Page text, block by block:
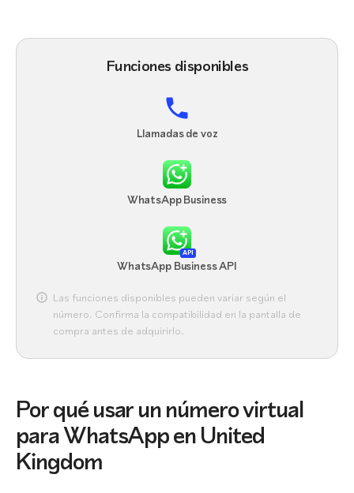
Funciones disponibles
Llamadas de voz
WhatsApp Business
API
WhatsApp Business API
Las funciones disponibles pueden variar según el
número. Confirma la compatibilidad en la pantalla de
compra antes de adquirirlo.
Por qué usar un número virtual
para WhatsApp en United
Kingdom